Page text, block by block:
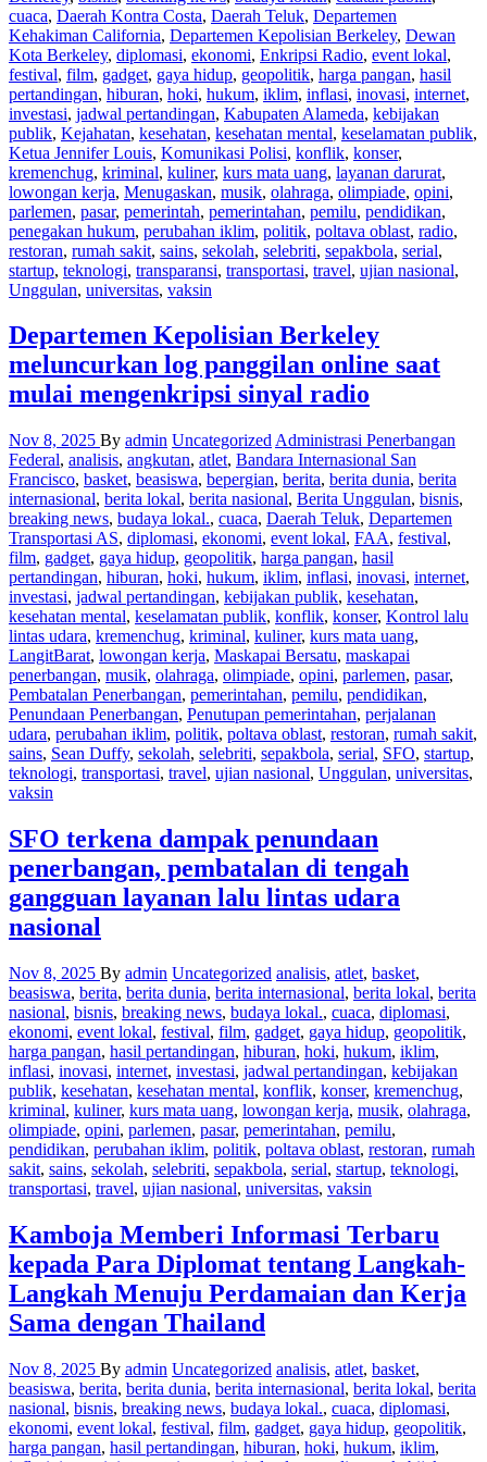
cuaca, Daerah Kontra Costa, Daerah Teluk, Departemen
Kehakiman California, Departemen Kepolisian Berkeley, Dewan
Kota Berkeley, diplomasi, ekonomi, Enkripsi Radio, event lokal,
festival, film, gadget, gaya hidup, geopolitik, harga pangan, hasil
pertandingan, hiburan, hoki, hukum, iklim, inflasi, inovasi, internet,
investasi, jadwal pertandingan, Kabupaten Alameda, kebijakan
publik, Kejahatan, kesehatan, kesehatan mental, keselamatan publik,
Ketua Jennifer Louis, Komunikasi Polisi, konflik, konser,
kremenchug, kriminal, kuliner, kurs mata uang, layanan darurat,
lowongan kerja, Menugaskan, musik, olahraga, olimpiade, opini,
parlemen, pasar, pemerintah, pemerintahan, pemilu, pendidikan,
penegakan hukum, perubahan iklim, politik, poltava oblast, radio,
restoran, rumah sakit, sains, sekolah, selebriti, sepakbola, serial,
startup, teknologi, transparansi, transportasi, travel, ujian nasional,
Unggulan, universitas, vaksin
Departemen Kepolisian Berkeley
meluncurkan log panggilan online saat
mulai mengenkripsi sinyal radio
Nov 8, 2025 By admin Uncategorized Administrasi Penerbangan
Federal, analisis, angkutan, atlet, Bandara Internasional San
Francisco, basket, beasiswa, bepergian, berita, berita dunia, berita
internasional, berita lokal, berita nasional, Berita Unggulan, bisnis,
breaking news, budaya lokal., cuaca, Daerah Teluk, Departemen
Transportasi AS, diplomasi, ekonomi, event lokal, FAA, festival,
film, gadget, gaya hidup, geopolitik, harga pangan, hasil
pertandingan, hiburan, hoki, hukum, iklim, inflasi, inovasi, internet,
investasi, jadwal pertandingan, kebijakan publik, kesehatan,
kesehatan mental, keselamatan publik, konflik, konser, Kontrol lalu
lintas udara, kremenchug, kriminal, kuliner, kurs mata uang,
LangitBarat, lowongan kerja, Maskapai Bersatu, maskapai
penerbangan, musik, olahraga, olimpiade, opini, parlemen, pasar,
Pembatalan Penerbangan, pemerintahan, pemilu, pendidikan,
Penundaan Penerbangan, Penutupan pemerintahan, perjalanan
udara, perubahan iklim, politik, poltava oblast, restoran, rumah sakit,
sains, Sean Duffy, sekolah, selebriti, sepakbola, serial, SFO, startup,
teknologi, transportasi, travel, ujian nasional, Unggulan, universitas,
vaksin
SFO terkena dampak penundaan
penerbangan, pembatalan di tengah
gangguan layanan lalu lintas udara
nasional
Nov 8, 2025 By admin Uncategorized analisis, atlet, basket,
beasiswa, berita, berita dunia, berita internasional, berita lokal, berita
nasional, bisnis, breaking news, budaya lokal., cuaca, diplomasi,
ekonomi, event lokal, festival, film, gadget, gaya hidup, geopolitik,
harga pangan, hasil pertandingan, hiburan, hoki, hukum, iklim,
inflasi, inovasi, internet, investasi, jadwal pertandingan, kebijakan
publik, kesehatan, kesehatan mental, konflik, konser, kremenchug,
kriminal, kuliner, kurs mata uang, lowongan kerja, musik, olahraga,
olimpiade, opini, parlemen, pasar, pemerintahan, pemilu,
pendidikan, perubahan iklim, politik, poltava oblast, restoran, rumah
sakit, sains, sekolah, selebriti, sepakbola, serial, startup, teknologi,
transportasi, travel, ujian nasional, universitas, vaksin
Kamboja Memberi Informasi Terbaru
kepada Para Diplomat tentang Langkah-
Langkah Menuju Perdamaian dan Kerja
Sama dengan Thailand
Nov 8, 2025 By admin Uncategorized analisis, atlet, basket,
beasiswa, berita, berita dunia, berita internasional, berita lokal, berita
nasional, bisnis, breaking news, budaya lokal., cuaca, diplomasi,
ekonomi, event lokal, festival, film, gadget, gaya hidup, geopolitik,
harga pangan, hasil pertandingan, hiburan, hoki, hukum, iklim,